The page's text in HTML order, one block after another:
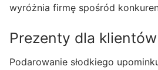
wyróżnia firmę spośród
Prezenty dla klientów
Podarowanie słodkiego